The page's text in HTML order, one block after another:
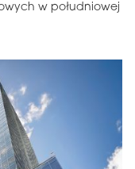
w południowej